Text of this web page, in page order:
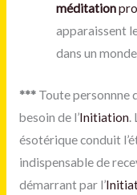
méditation
apparaissent
dans un
*** Toute personnne
besoin de l’Initiation.
ésotérique conduit
indispensable de
démarrant par l’